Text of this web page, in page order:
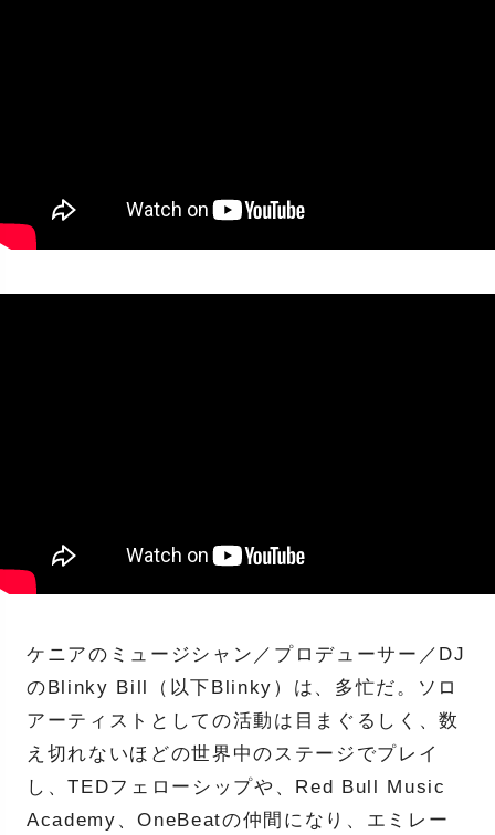
ケニアのミュージシャン／プロデューサー／DJ
のBlinky Bill（以下Blinky）は、多忙だ。ソロ
アーティストとしての活動は目まぐるしく、数
え切れないほどの世界中のステージでプレイ
し、TEDフェローシップや、Red Bull Music
Academy、OneBeatの仲間になり、エミレー